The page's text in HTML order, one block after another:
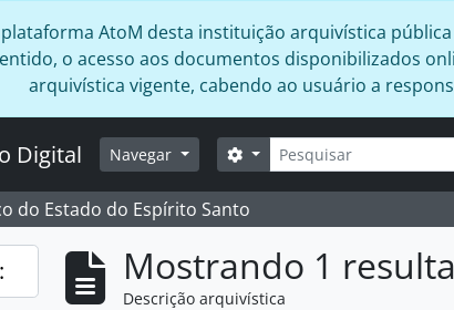
AtoM desta instituição arquivística
o acesso aos documentos disponibilizados
arquivística vigente, cabendo ao usuário a
Digital Navegar Buscar
Opções de busca
do Estado do Espírito Santo
Mostrando 1
Descrição arquivística